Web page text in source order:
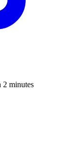
2 minutes